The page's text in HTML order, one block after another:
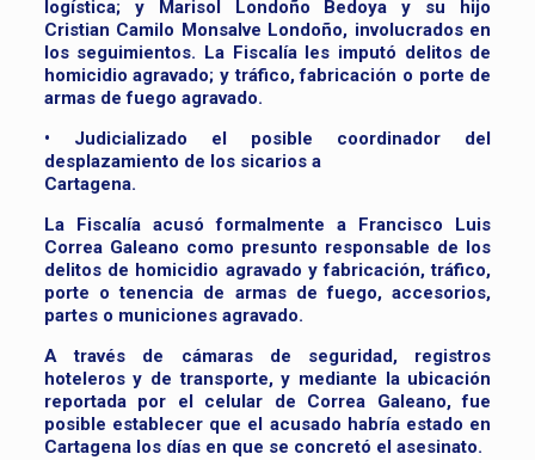
logística; y Marisol Londoño Bedoya y su hijo
Cristian Camilo Monsalve Londoño, involucrados en
los seguimientos. La Fiscalía les imputó delitos de
homicidio agravado; y tráfico, fabricación o porte de
armas de fuego agravado.
• Judicializado el posible coordinador del
desplazamiento de los sicarios a
Cartagena.
La Fiscalía acusó formalmente a Francisco Luis
Correa Galeano como presunto responsable de los
delitos de homicidio agravado y fabricación, tráfico,
porte o tenencia de armas de fuego, accesorios,
partes o municiones agravado.
A través de cámaras de seguridad, registros
hoteleros y de transporte, y mediante la ubicación
reportada por el celular de Correa Galeano, fue
posible establecer que el acusado habría estado en
Cartagena los días en que se concretó el asesinato.